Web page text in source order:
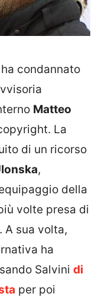
condannato
Matteo
La
di un ricorso
,
della
volte presa di
A sua volta,
ha
Salvini di
per poi